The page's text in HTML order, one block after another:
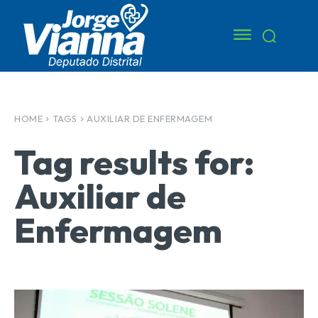
HOME TAGS AUXILIAR DE ENFERMAGEM
Tag results for:
Auxiliar de
Enfermagem